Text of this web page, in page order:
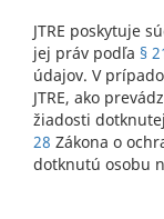
JTRE poskytuje
jej práv podľa §
údajov. V
JTRE, ako
žiadosti
28 Zákona o
dotknutú osobu